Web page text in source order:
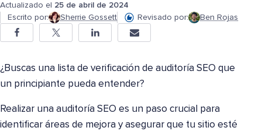
Actualizado el 25 de abril de 2024
Escrito por:
Sherrie Gossett Revisado por: Ben Rojas
¿Buscas una lista de verificación de auditoría SEO que
un principiante pueda entender?
Realizar una auditoría SEO es un paso crucial para
identificar áreas de mejora y asegurar que tu sitio esté